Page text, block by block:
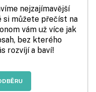
nejzajímavější
si můžete přečíst na
vám už více jak
bez kterého
rozvíjí a baví!